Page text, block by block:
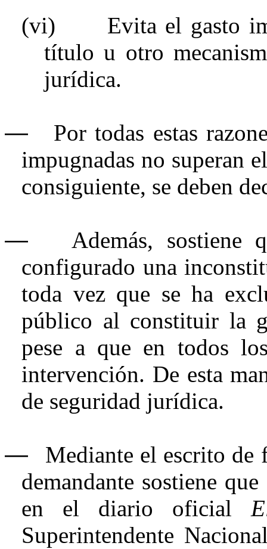
(vi)
Evita el gasto
título u otro
jurídica.
―
Por todas estas
impugnadas no superan
consiguiente, se deben
―
Además, sostiene
configurado una
toda vez que se ha
público al constituir la
pese a que en todos
intervención. De esta
de seguridad jurídica.
―
Mediante el escrito de
demandante sostiene
en el diario oficial
Superintendente